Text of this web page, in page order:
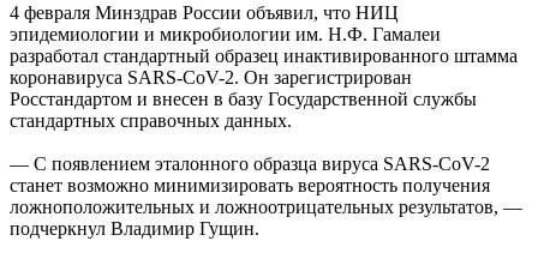
4 февраля Минздрав России объявил, что НИЦ
эпидемиологии и микробиологии им. Н.Ф. Гамалеи
разработал стандартный образец инактивированного штамма
коронавируса SARS-CoV-2. Он зарегистрирован
Росстандартом и внесен в базу Государственной службы
стандартных справочных данных.
— С появлением эталонного образца вируса SARS-CoV-2
станет возможно минимизировать вероятность получения
ложноположительных и ложноотрицательных результатов, —
подчеркнул Владимир Гущин.